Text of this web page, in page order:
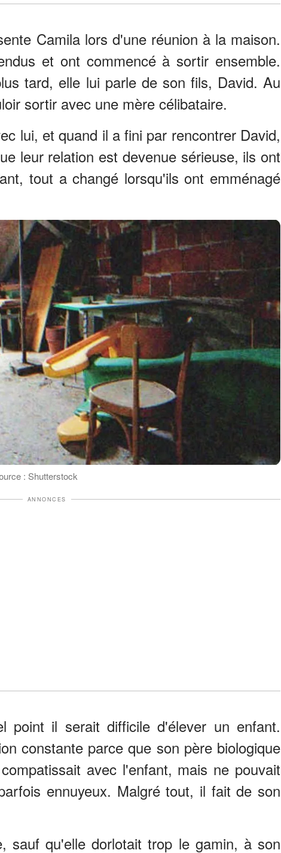
Camila lors d'une réunion à la maison.
et ont commencé à sortir ensemble.
tard, elle lui parle de son fils, David. Au
sortir avec une mère célibataire.
lui, et quand il a fini par rencontrer David,
leur relation est devenue sérieuse, ils ont
tout a changé lorsqu'ils ont emménagé
: Shutterstock
ANNONCES
point il serait difficile d'élever un enfant.
constante parce que son père biologique
avec l'enfant, mais ne pouvait
ennuyeux. Malgré tout, il fait de son
sauf qu'elle dorlotait trop le gamin, à son